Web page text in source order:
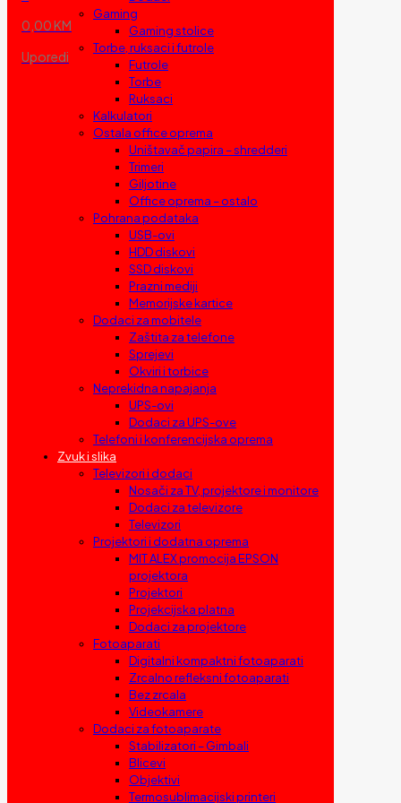
0,00 KM
Uporedi
Gaming
Gaming stolice
Torbe, ruksaci i futrole
Futrole
Torbe
Ruksaci
Kalkulatori
Ostala office oprema
Uništavač papira – shredderi
Trimeri
Giljotine
Office oprema – ostalo
Pohrana podataka
USB-ovi
HDD diskovi
SSD diskovi
Prazni mediji
Memorijske kartice
Dodaci za mobitele
Zaštita za telefone
Sprejevi
Okviri i torbice
Neprekidna napajanja
UPS-ovi
Dodaci za UPS-ove
Telefoni i konferencijska oprema
Zvuk i slika
Televizori i dodaci
Nosači za TV, projektore i monitore
Dodaci za televizore
Televizori
Projektori i dodatna oprema
MIT ALEX promocija EPSON
projektora
Projektori
Projekcijska platna
Dodaci za projektore
Fotoaparati
Digitalni kompaktni fotoaparati
Zrcalno refleksni fotoaparati
Bez zrcala
Videokamere
Dodaci za fotoaparate
Stabilizatori – Gimbali
Blicevi
Objektivi
Termosublimacijski printeri